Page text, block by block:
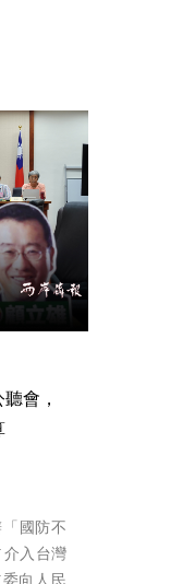
會，
國防不
入台灣